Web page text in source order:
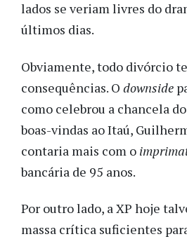
lados se veriam livres do
últimos dias.
Obviamente, todo divórcio
consequências. O downside
como celebrou a chancela
boas-vindas ao Itaú,
contaria mais com o
bancária de 95 anos.
Por outro lado, a XP hoje
massa crítica suficientes